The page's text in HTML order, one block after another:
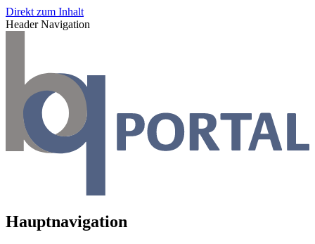
Direkt zum Inhalt
Header Navigation
Hauptnavigation